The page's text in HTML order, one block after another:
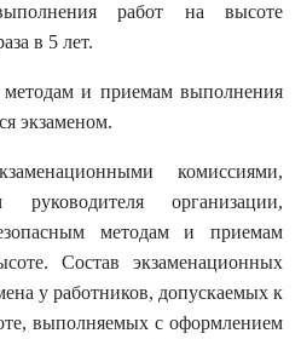
работ на высоте
в 5 лет.
и приемам выполнения
экзаменом.
комиссиями,
руководителя организации,
методам и приемам
Состав экзаменационных
у работников, допускаемых к
выполняемых с оформлением